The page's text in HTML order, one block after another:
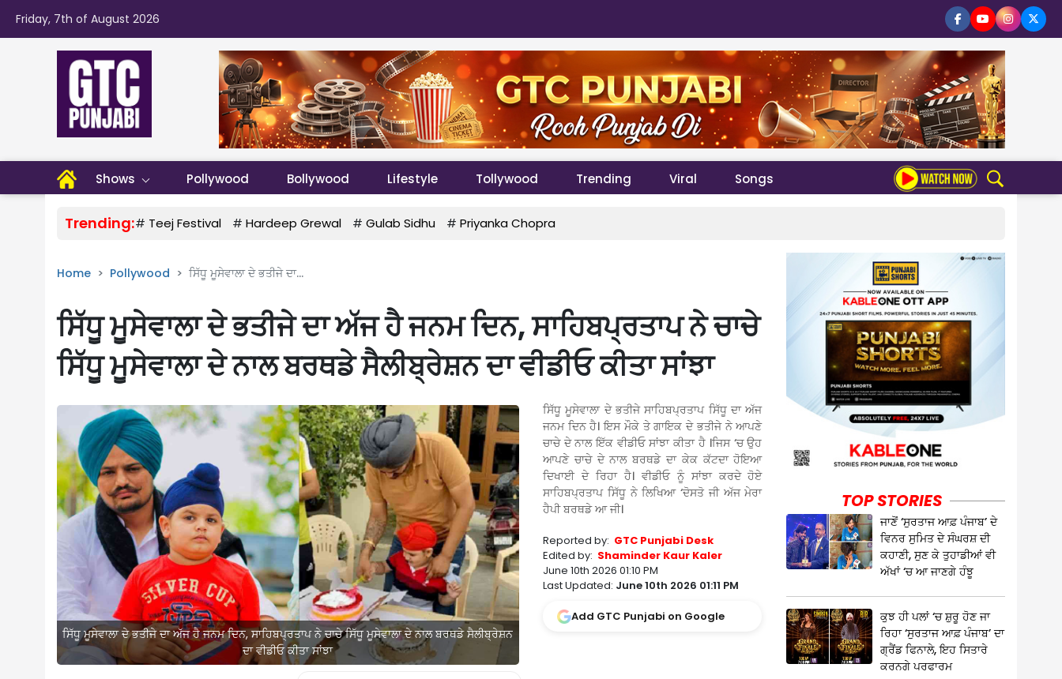
Friday, 7th of August 2026
Shows Pollywood Bollywood Lifestyle Tollywood Trending Viral Songs
Trending:# Teej Festival # Hardeep Grewal # Gulab Sidhu # Priyanka Chopra
Home Pollywood ਸਿੱਧੂ ਮੂਸੇਵਾਲਾ ਦੇ ਭਤੀਜੇ ਦਾ...
ਸਿੱਧੂ ਮੂਸੇਵਾਲਾ ਦੇ ਭਤੀਜੇ ਦਾ ਅੱਜ ਹੈ ਜਨਮ ਦਿਨ, ਸਾਹਿਬਪ੍ਰਤਾਪ ਨੇ ਚਾਚੇ
ਸਿੱਧੂ ਮੂਸੇਵਾਲਾ ਦੇ ਨਾਲ ਬਰਥਡੇ ਸੈਲੀਬ੍ਰੇਸ਼ਨ ਦਾ ਵੀਡੀਓ ਕੀਤਾ ਸਾਂਝਾ
ਸਿੱਧੂ ਮੂਸੇਵਾਲਾ ਦੇ ਭਤੀਜੇ ਦਾ ਅੱਜ ਹੈ ਜਨਮ ਦਿਨ, ਸਾਹਿਬਪ੍ਰਤਾਪ ਨੇ ਚਾਚੇ ਸਿੱਧੂ ਮੂਸੇਵਾਲਾ ਦੇ ਨਾਲ ਬਰਥਡੇ ਸੈਲੀਬ੍ਰੇਸ਼ਨ
ਦਾ ਵੀਡੀਓ ਕੀਤਾ ਸਾਂਝਾ
ਸਿੱਧੂ ਮੂਸੇਵਾਲਾ ਦੇ ਭਤੀਜੇ ਸਾਹਿਬਪ੍ਰਤਾਪ ਸਿੱਧੂ ਦਾ ਅੱਜ
ਜਨਮ ਦਿਨ ਹੈ। ਇਸ ਮੌਕੇ ਤੇ ਗਾਇਕ ਦੇ ਭਤੀਜੇ ਨੇ ਆਪਣੇ
ਚਾਚੇ ਦੇ ਨਾਲ ਇੱਕ ਵੀਡੀਓ ਸਾਂਝਾ ਕੀਤਾ ਹੈ ।ਜਿਸ ‘ਚ ਉਹ
ਆਪਣੇ ਚਾਚੇ ਦੇ ਨਾਲ ਬਰਥਡੇ ਦਾ ਕੇਕ ਕੱਟਦਾ ਹੋਇਆ
ਦਿਖਾਈ ਦੇ ਰਿਹਾ ਹੈ। ਵੀਡੀਓ ਨੂੰ ਸਾਂਝਾ ਕਰਦੇ ਹੋਏ
ਸਾਹਿਬਪ੍ਰਤਾਪ ਸਿੱਧੂ ਨੇ ਲਿਖਿਆ ‘ਦੋਸਤੋ ਜੀ ਅੱਜ ਮੇਰਾ
ਹੈਪੀ ਬਰਥਡੇ ਆ ਜੀ।
Reported by: GTC Punjabi Desk
Edited by: Shaminder Kaur Kaler
June 10th 2026 01:10 PM
Last Updated: June 10th 2026 01:11 PM
Add GTC Punjabi on Google
TOP STORIES
ਜਾਣੋਂ ‘ਸੁਰਤਾਜ ਆਫ਼ ਪੰਜਾਬ’ ਦੇ
ਵਿਨਰ ਸੁਮਿਤ ਦੇ ਸੰਘਰਸ਼ ਦੀ
ਕਹਾਣੀ, ਸੁਣ ਕੇ ਤੁਹਾਡੀਆਂ ਵੀ
ਅੱਖਾਂ ‘ਚ ਆ ਜਾਣਗੇ ਹੰਝੂ
ਕੁਝ ਹੀ ਪਲਾਂ ‘ਚ ਸ਼ੁਰੂ ਹੋਣ ਜਾ
ਰਿਹਾ ‘ਸੁਰਤਾਜ ਆਫ਼ ਪੰਜਾਬ’ ਦਾ
ਗ੍ਰੈਂਡ ਫਿਨਾਲੇ, ਇਹ ਸਿਤਾਰੇ
ਕਰਨਗੇ ਪਰਫਾਰਮ